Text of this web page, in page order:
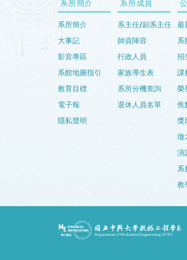
系所簡介
系所簡介
大事記
影音專區
系館地圖指引
教育目標
電子報
隱私聲明
系所成員
系主任/副系主任
師資陣容
行政人員
家族導生表
系所分機查詢
退休人員名單
最
系
招
課
榮
焦
獎
徵
演
系
教